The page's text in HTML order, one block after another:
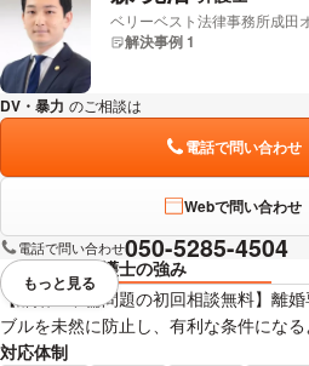
ベリーベスト法律事務所成田
解決事例 1
DV・暴力 のご相談は
電話で問い合わせ
Webで問い合わせ
電話で問い合わせ050-5285-4504
弁護士の強み
【離婚・不倫問題の初回相談無料】離
ブルを未然に防止し、有利な条件になる
対応体制
視覚的に省略されている要素を
もっと見る